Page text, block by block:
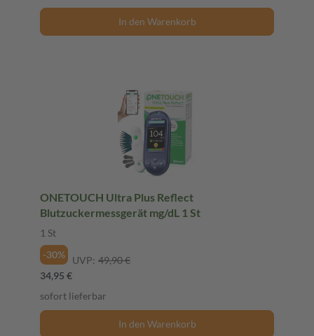
In den Warenkorb
ONETOUCH Ultra Plus Reflect
Blutzuckermessgerät mg/dL 1 St
1 St
-30%
UVP: 49,90 €
34,95 €
sofort lieferbar
In den Warenkorb